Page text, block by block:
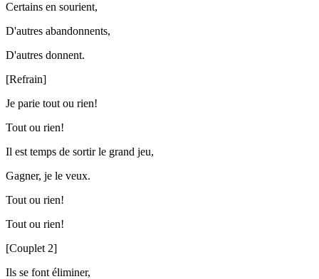
Certains en sourient,
D'autres abandonnents,
D'autres donnent.
[Refrain]
Je parie tout ou rien!
Tout ou rien!
Il est temps de sortir le grand jeu,
Gagner, je le veux.
Tout ou rien!
Tout ou rien!
[Couplet 2]
Ils se font éliminer,